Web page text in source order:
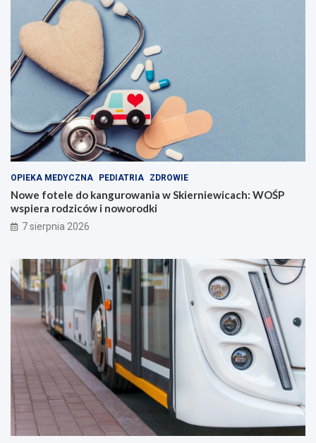
OPIEKA MEDYCZNA PEDIATRIA ZDROWIE
Nowe fotele do kangurowania w Skierniewicach: WOŚP
wspiera rodziców i noworodki
7 sierpnia 2026